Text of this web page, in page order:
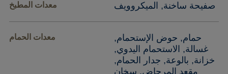
معدات المطبخ صفيحة ساخنة, الميكروويف
معدات الحمام
حمام, حوض الإستحمام,
غسالة, الاستحمام اليدوي,
خزانة, بالوعة, جدار الحمام,
مقعد المرحاض, سخان